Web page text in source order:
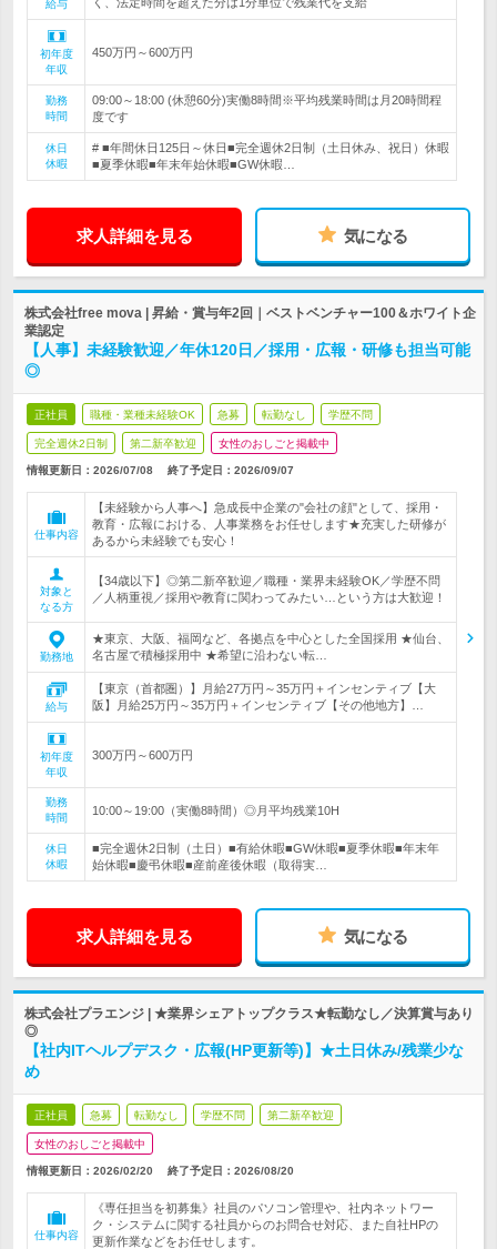
給与
初年度
年収
450万円～600万円
勤務
時間
09:00～18:00 (休憩60分)実働8時間※平均残業時間は月20時間程
度です
休日
休暇
# ■年間休日125日～休日■完全週休2日制（土日休み、祝日）休暇
■夏季休暇■年末年始休暇■GW休暇…
求人詳細を見る 気になる
株式会社free mova | 昇給・賞与年2回｜ベストベンチャー100＆ホワイト企
業認定
【人事】未経験歓迎／年休120日／採用・広報・研修も担当可能
◎
正社員 職種・業種未経験OK 急募 転勤なし 学歴不問
完全週休2日制 第二新卒歓迎 女性のおしごと掲載中
情報更新日：2026/07/08 終了予定日： 2026/09/07
仕事内容
【未経験から人事へ】急成長中企業の"会社の顔"として、採用・
教育・広報における、人事業務をお任せします★充実した研修が
あるから未経験でも安心！
対象と
なる方
【34歳以下】◎第二新卒歓迎／職種・業界未経験OK／学歴不問
／人柄重視／採用や教育に関わってみたい…という方は大歓迎！
勤務地
★東京、大阪、福岡など、各拠点を中心とした全国採用 ★仙台、
名古屋で積極採用中 ★希望に沿わない転…
給与
【東京（首都圏）】月給27万円～35万円＋インセンティブ【大
阪】月給25万円～35万円＋インセンティブ【その他地方】…
初年度
年収
300万円～600万円
勤務
時間
10:00～19:00（実働8時間）◎月平均残業10H
休日
休暇
■完全週休2日制（土日）■有給休暇■GW休暇■夏季休暇■年末年
始休暇■慶弔休暇■産前産後休暇（取得実…
求人詳細を見る 気になる
株式会社プラエンジ | ★業界シェアトップクラス★転勤なし／決算賞与あり
◎
【社内ITヘルプデスク・広報(HP更新等)】★土日休み/残業少な
め
正社員 急募 転勤なし 学歴不問 第二新卒歓迎
女性のおしごと掲載中
情報更新日：2026/02/20 終了予定日： 2026/08/20
仕事内容
《専任担当を初募集》社員のパソコン管理や、社内ネットワー
ク・システムに関する社員からのお問合せ対応、また自社HPの
更新作業などをお任せします。